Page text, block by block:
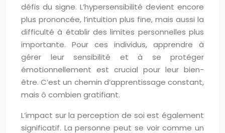
défis du signe. L’hypersensibilité devient encore
plus prononcée, l’intuition plus fine, mais aussi la
difficulté à établir des limites personnelles plus
importante. Pour ces individus, apprendre à
gérer leur sensibilité et à se protéger
émotionnellement est crucial pour leur bien-
être. C’est un chemin d’apprentissage constant,
mais ô combien gratifiant.
L’impact sur la perception de soi est également
significatif. La personne peut se voir comme un